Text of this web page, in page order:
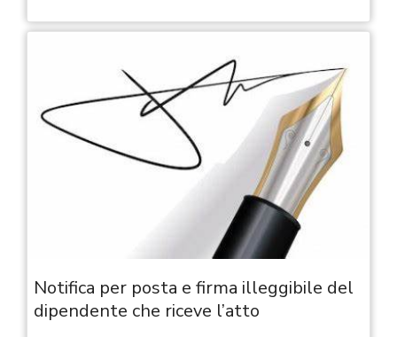
Notifica per posta e firma illeggibile del
dipendente che riceve l’atto